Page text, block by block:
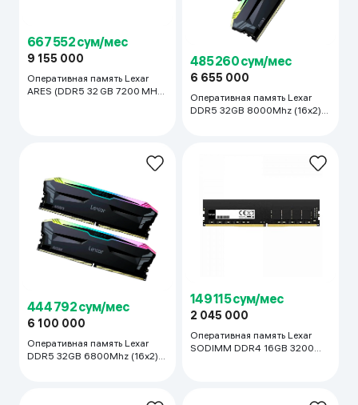
667 552 сум/мес
9 155 000
Оперативная память Lexar
ARES (DDR5 32 GB 7200 MHz),
485 260 сум/мес
6 655 000
Оперативная память Lexar
DDR5 32GB 8000Mhz (16x2)
444 792 сум/мес
6 100 000
Оперативная память Lexar
DDR5 32GB 6800Mhz (16x2)
149 115 сум/мес
2 045 000
Оперативная память Lexar
SODIMM DDR4 16GB 3200